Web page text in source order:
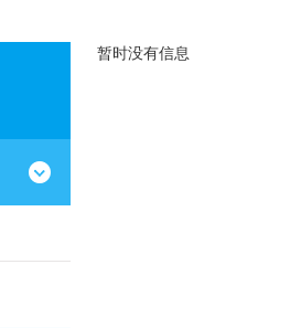
暂时没有信息